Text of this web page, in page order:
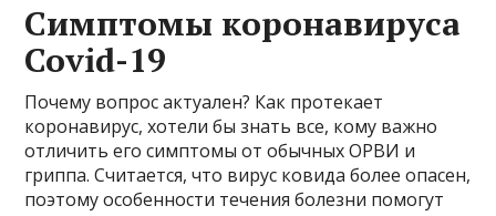
Симптомы коронавируса
Covid-19
Почему вопрос актуален? Как протекает
коронавирус, хотели бы знать все, кому важно
отличить его симптомы от обычных ОРВИ и
гриппа. Считается, что вирус ковида более опасен,
поэтому особенности течения болезни помогут